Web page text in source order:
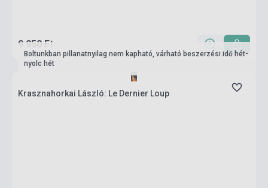
9 950 Ft
Boltunkban pillanatnyilag nem kapható, várható beszerzési idő hét-
nyolc hét
Krasznahorkai László: Le Dernier Loup